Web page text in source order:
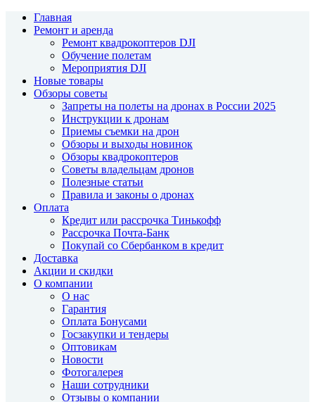
Главная
Ремонт и аренда
Ремонт квадрокоптеров DJI
Обучение полетам
Мероприятия DJI
Новые товары
Обзоры советы
Запреты на полеты на дронах в России 2025
Инструкции к дронам
Приемы съемки на дрон
Обзоры и выходы новинок
Обзоры квадрокоптеров
Советы владельцам дронов
Полезные статьи
Правила и законы о дронах
Оплата
Кредит или рассрочка Тинькофф
Рассрочка Почта-Банк
Покупай со Сбербанком в кредит
Доставка
Акции и скидки
О компании
О нас
Гарантия
Оплата Бонусами
Госзакупки и тендеры
Оптовикам
Новости
Фотогалерея
Наши сотрудники
Отзывы о компании